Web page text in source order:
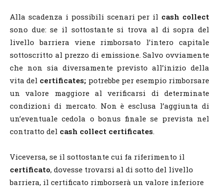
Alla scadenza i possibili scenari per il cash collect
sono due: se il sottostante si trova al di sopra del
livello barriera viene rimborsato l’intero capitale
sottoscritto al prezzo di emissione. Salvo ovviamente
che non sia diversamente previsto all’inizio della
vita del certificates; potrebbe per esempio rimborsare
un valore maggiore al verificarsi di determinate
condizioni di mercato. Non è esclusa l’aggiunta di
un’eventuale cedola o bonus finale se prevista nel
contratto del cash collect certificates.
Viceversa, se il sottostante cui fa riferimento il
certificato, dovesse trovarsi al di sotto del livello
barriera, il certificato rimborserà un valore inferiore